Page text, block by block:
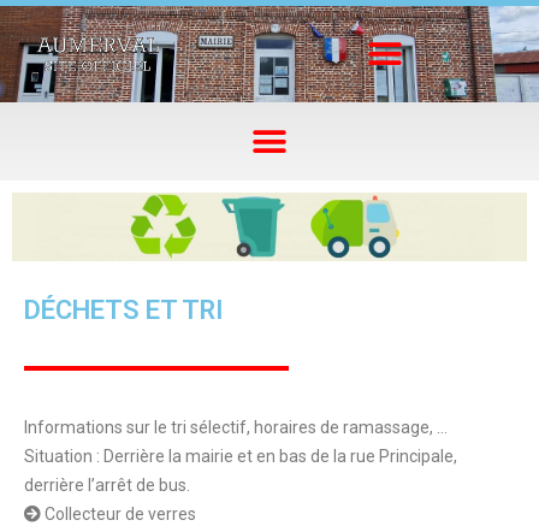
DÉCHETS ET TRI
Informations sur le tri sélectif, horaires de ramassage, …
Situation : Derrière la mairie et en bas de la rue Principale,
derrière l’arrêt de bus.
Collecteur de verres